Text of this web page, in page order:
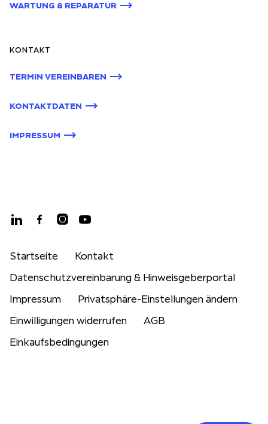
WARTUNG & REPARATUR
KONTAKT
TERMIN VEREINBAREN
KONTAKTDATEN
IMPRESSUM
Startseite
Kontakt
Datenschutzvereinbarung & Hinweisgeberportal
Impressum
Privatsphäre-Einstellungen ändern
Einwilligungen widerrufen
AGB
Einkaufsbedingungen